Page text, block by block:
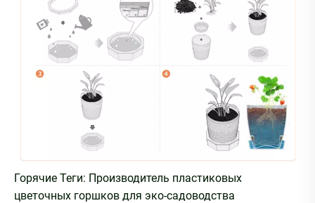
Горячие Теги: Производитель пластиковых
цветочных горшков для эко-садоводства